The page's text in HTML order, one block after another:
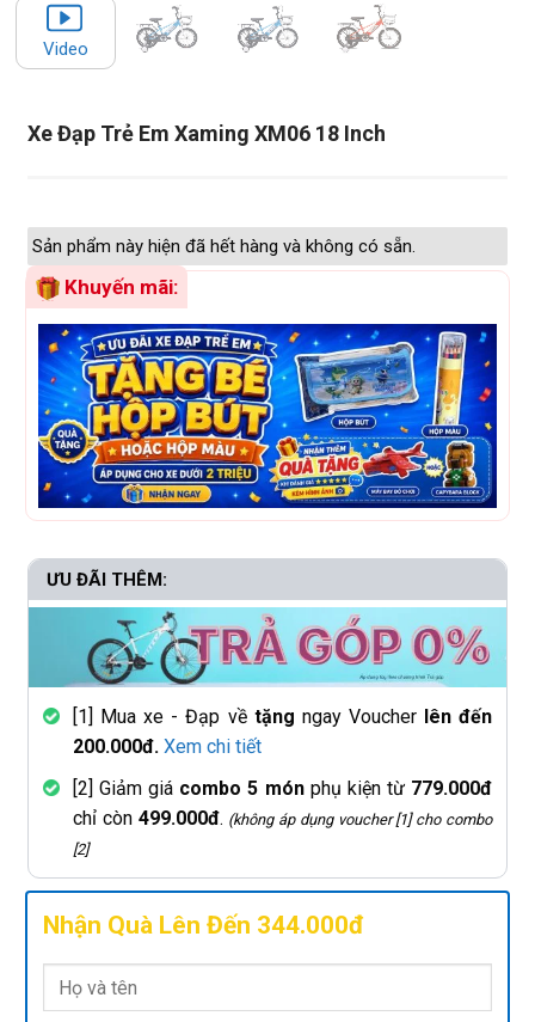
Xe Đạp Trẻ Em Xaming XM06 18 Inch
Video
Sản phẩm này hiện đã hết hàng và không có sẵn.
Khuyến mãi:
ƯU ĐÃI THÊM:
[1] Mua xe - Đạp về tặng ngay Voucher lên đến
200.000đ. Xem chi tiết
[2] Giảm giá combo 5 mónphụ kiện từ 779.000đ
chỉ còn 499.000đ. (không áp dụng voucher [1] cho combo
[2]
Nhận Quà Lên Đến 344.000đ